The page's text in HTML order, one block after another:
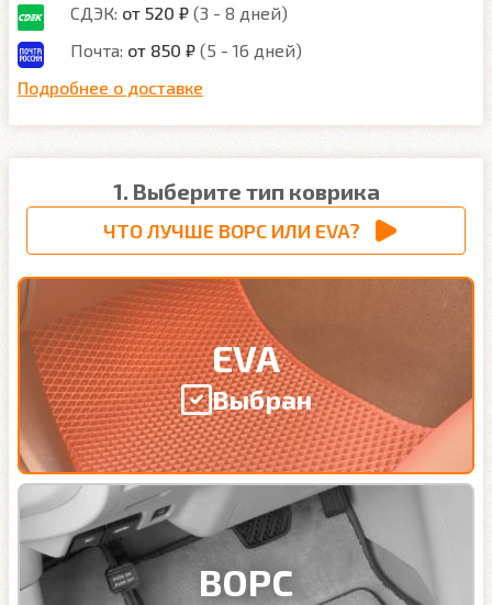
СДЭК: от 520 ₽ (3 - 8 дней)
Почта: от 850 ₽ (5 - 16 дней)
Подробнее о доставке
1. Выберите тип коврика
ЧТО ЛУЧШЕ ВОРС ИЛИ EVA?
EVA
Выбран
ВОРС